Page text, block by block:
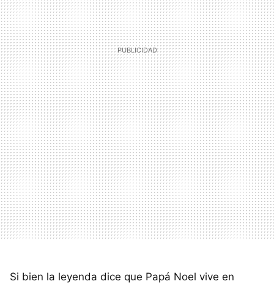
Si bien la leyenda dice que Papá Noel vive en